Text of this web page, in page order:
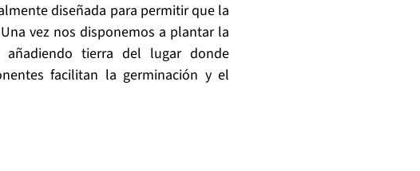
diseñada para permitir que la
vez nos disponemos a plantar la
añadiendo tierra del lugar donde
facilitan la germinación y el